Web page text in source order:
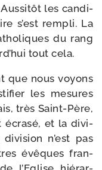
Aussitôt les can­di­
s’est rem­pli. La
du rang
tout cela.
que nous voyons
les mesures
très Saint-​Père,
écra­sé, et la divi­
n’est pas
évêques fran­